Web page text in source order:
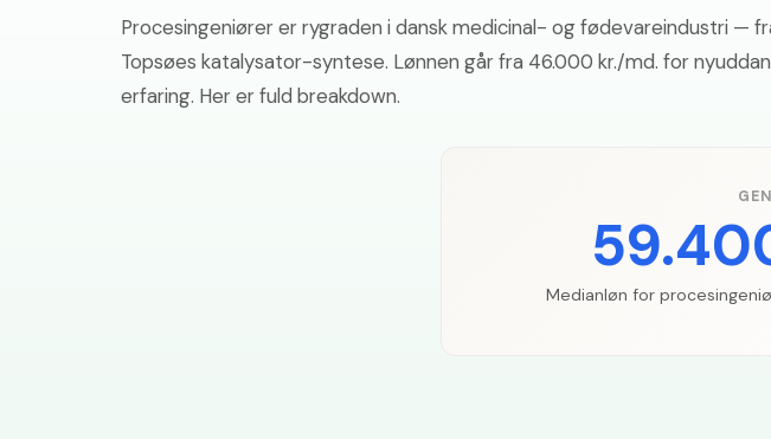
Procesingeniører er rygraden i dansk medicinal- og fødevareindustri —
Topsøes katalysator-syntese. Lønnen går fra 46.000 kr./md. for
erfaring. Her er fuld breakdown.
Medianløn for